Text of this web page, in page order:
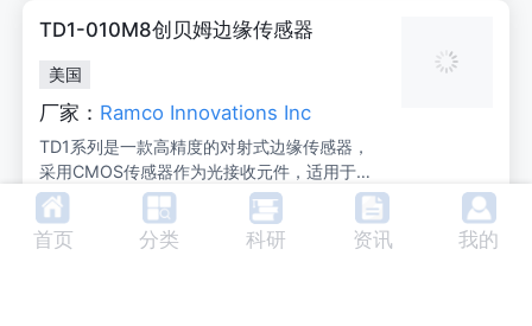
料也不会受到损坏：从各种行业的飞机电缆和
电子外壳的阻燃塑料，再到玻璃。V.0020-UV
的典型脉冲持续时间为20 ns，光束直径为10µ
此产品本身不会受损。这就是如何将能够消毒
的永久性激光标记应用于医疗技术产品，如导
管或胰岛素泵，这也是如何将花丝和明亮的激
光标记应用于玻璃而不会使其破碎。使用V.00
TD1-010M8创贝姆边缘传感器
美国
厂家： Ramco Innovations Inc
TD1系列是一款高精度的对射式边缘传感器，
采用CMOS传感器作为光接收元件，适用于组
件或片材材料端面边缘位置的测量。
测量范围:
边缘±5mm，宽
度10mm
头部间距:
最大300mm
光源:
红色半导体激光(波长
最大输出:
390μW
首页 分类 科研 资讯 我的